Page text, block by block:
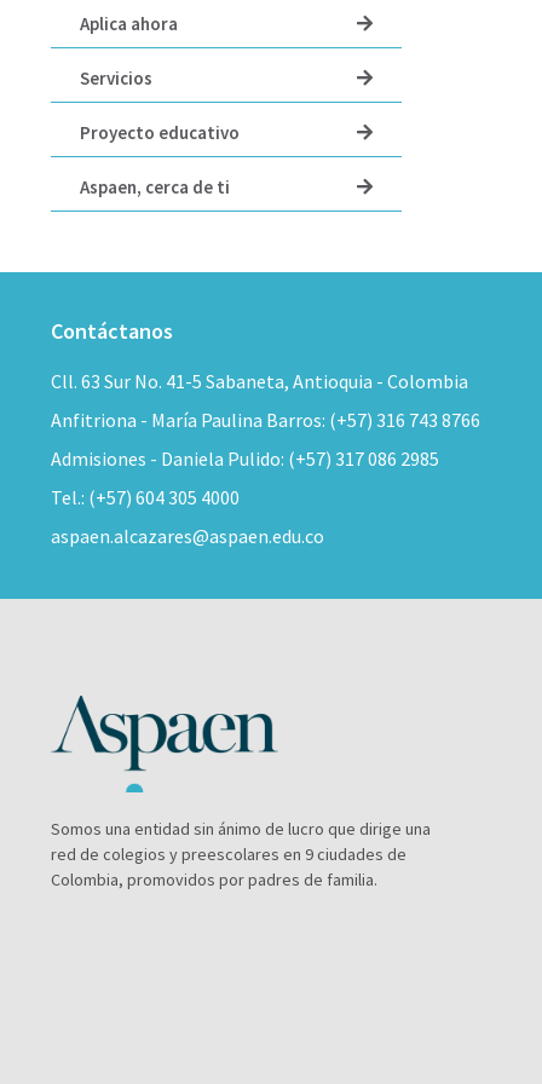
Aplica ahora
Servicios
Proyecto educativo
Aspaen, cerca de ti
Contáctanos
Cll. 63 Sur No. 41-5 Sabaneta, Antioquia - Colombia
Anfitriona - María Paulina Barros: (+57) 316 743 8766
Admisiones - Daniela Pulido: (+57) 317 086 2985
Tel.: (+57) 604 305 4000
aspaen.alcazares@aspaen.edu.co
Somos una entidad sin ánimo de lucro que dirige una
red de colegios y preescolares en 9 ciudades de
Colombia, promovidos por padres de familia.